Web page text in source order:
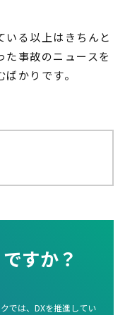
いる以上はきちんと
た事故のニュースを
かりです。
すか？
では、DXを推進してい